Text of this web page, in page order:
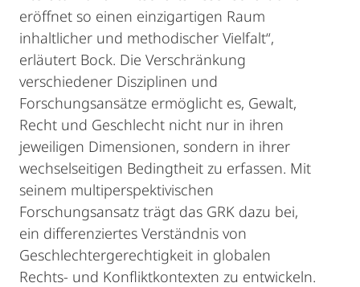
eröffnet so einen einzigartigen Raum
inhaltlicher und methodischer Vielfalt“,
erläutert Bock. Die Verschränkung
verschiedener Disziplinen und
Forschungsansätze ermöglicht es, Gewalt,
Recht und Geschlecht nicht nur in ihren
jeweiligen Dimensionen, sondern in ihrer
wechselseitigen Bedingtheit zu erfassen. Mit
seinem multiperspektivischen
Forschungsansatz trägt das GRK dazu bei,
ein differenziertes Verständnis von
Geschlechtergerechtigkeit in globalen
Rechts- und Konfliktkontexten zu entwickeln.